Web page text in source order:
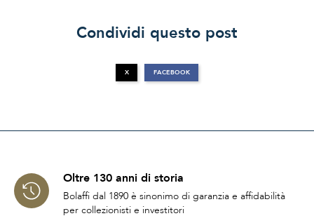
Condividi questo post
X FACEBOOK
Oltre 130 anni di storia
Bolaffi dal 1890 è sinonimo di garanzia e affidabilità
per collezionisti e investitori